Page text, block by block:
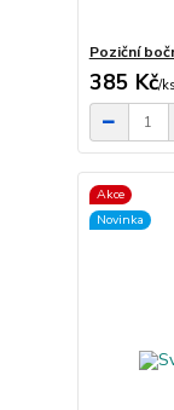
Poziční
385 Kč/ks
Akce
Novinka